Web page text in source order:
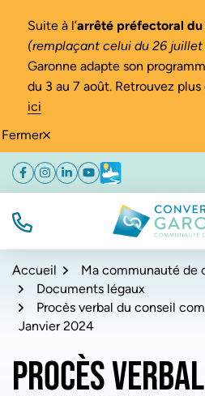
Fermer
Suite à l’arrêté préfectoral
(remplaçant celui du 26
Garonne adapte son
du 3 au 7 août. Retrouvez plus
ici
Aller
navigation
Aller
au
Aller
au
de
Facebook
(ouverture dans un nouvel onglet)
Instagram
(ouverture dans un nouvel
Linkedin
(ouverture dans un nouvel
YouTube
(ouverture dans un
Météo
(ouverture dans
TÉL.
Accueil
Ma communauté de
Documents légaux
Procès verbal du conseil
Janvier 2024
PROCÈS